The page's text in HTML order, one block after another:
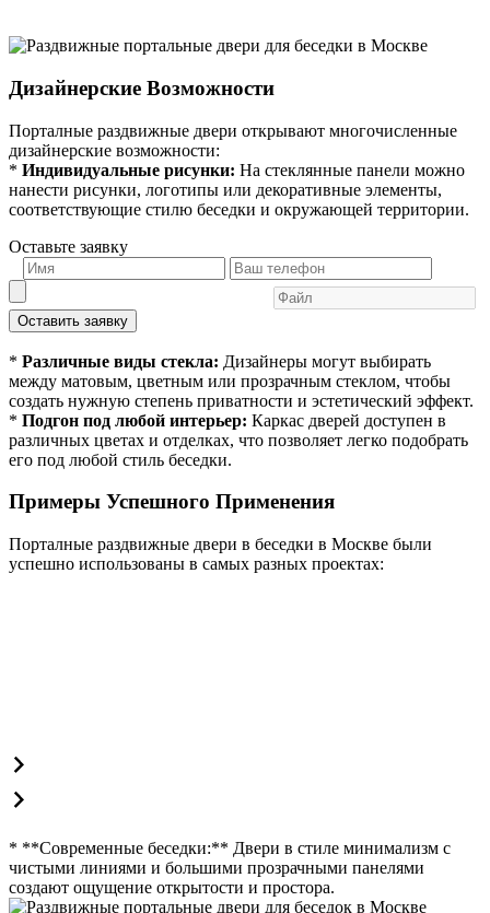
Дизайнерские Возможности
Порталные раздвижные двери открывают многочисленные
дизайнерские возможности:
* Индивидуальные рисунки: На стеклянные панели можно
нанести рисунки, логотипы или декоративные элементы,
соответствующие стилю беседки и окружающей территории.
Оставьте заявку
Оставить заявку
* Различные виды стекла: Дизайнеры могут выбирать
между матовым, цветным или прозрачным стеклом, чтобы
создать нужную степень приватности и эстетический эффект.
* Подгон под любой интерьер: Каркас дверей доступен в
различных цветах и отделках, что позволяет легко подобрать
его под любой стиль беседки.
Примеры Успешного Применения
Порталные раздвижные двери в беседки в Москве были
успешно использованы в самых разных проектах:
* **Современные беседки:** Двери в стиле минимализм с
чистыми линиями и большими прозрачными панелями
создают ощущение открытости и простора.